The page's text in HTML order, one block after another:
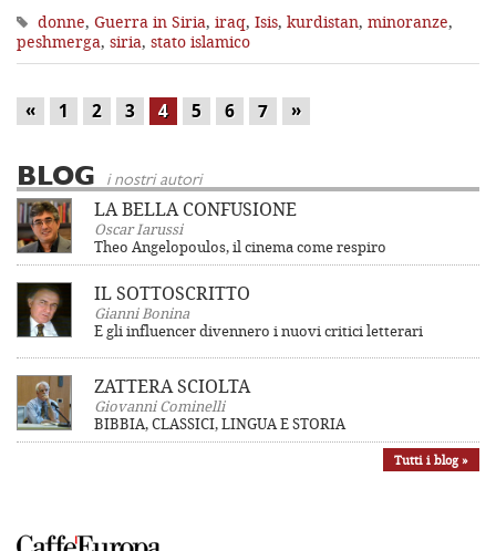
donne, Guerra in Siria, iraq, Isis, kurdistan, minoranze,
peshmerga, siria, stato islamico
« 1 2 3 4 5 6 7 »
BLOG i nostri autori
LA BELLA CONFUSIONE
Oscar Iarussi
Theo Angelopoulos, il cinema come respiro
IL SOTTOSCRITTO
Gianni Bonina
E gli influencer divennero i nuovi critici letterari
ZATTERA SCIOLTA
Giovanni Cominelli
BIBBIA, CLASSICI, LINGUA E STORIA
Tutti i blog »